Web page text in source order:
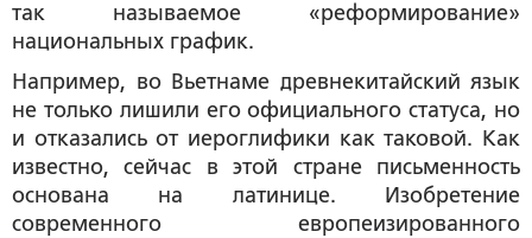
так называемое «реформирование»
национальных график.
Например, во Вьетнаме древнекитайский язык
не только лишили его официального статуса, но
и отказались от иероглифики как таковой. Как
известно, сейчас в этой стране письменность
основана на латинице. Изобретение
современного европеизированного